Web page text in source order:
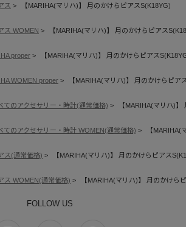
ス 【MARIHA(マリハ)】 月のかけらピアスS(K18YG)
ス WOMEN 【MARIHA(マリハ)】 月のかけらピアス
proper 【MARIHA(マリハ)】 月のかけらピアス
WOMEN proper 【MARIHA(マリハ)】 月のかけらピア
てのアクセサリー・時計(通常価格) 【MARIHA(マリハ)
てのアクセサリー・時計 WOMEN(通常価格) 【MARIHA(
ス(通常価格) 【MARIHA(マリハ)】 月のかけらピアス
ス WOMEN(通常価格) 【MARIHA(マリハ)】 月のかけら
FOLLOW US